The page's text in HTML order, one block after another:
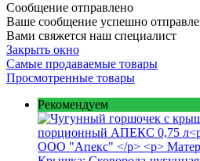
Сообщение отправлено
Ваше сообщение успешно
Вами свяжется наш специалист
Закрыть окно
Самые продаваемые товары
Просмотренные товары
Рекомендуем